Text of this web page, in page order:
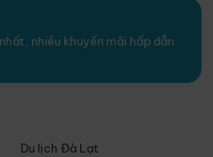
nhiều khuyến mãi hấp dẫn
Du lịch Đà Lạt